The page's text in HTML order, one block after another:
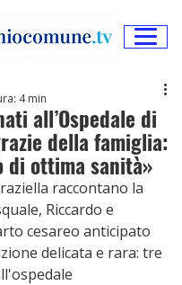
all’Ospedale di
della famiglia:
di ottima sanità»
4 min
raccontano la
Riccardo e
cesareo anticipato
delicata e rara: tre